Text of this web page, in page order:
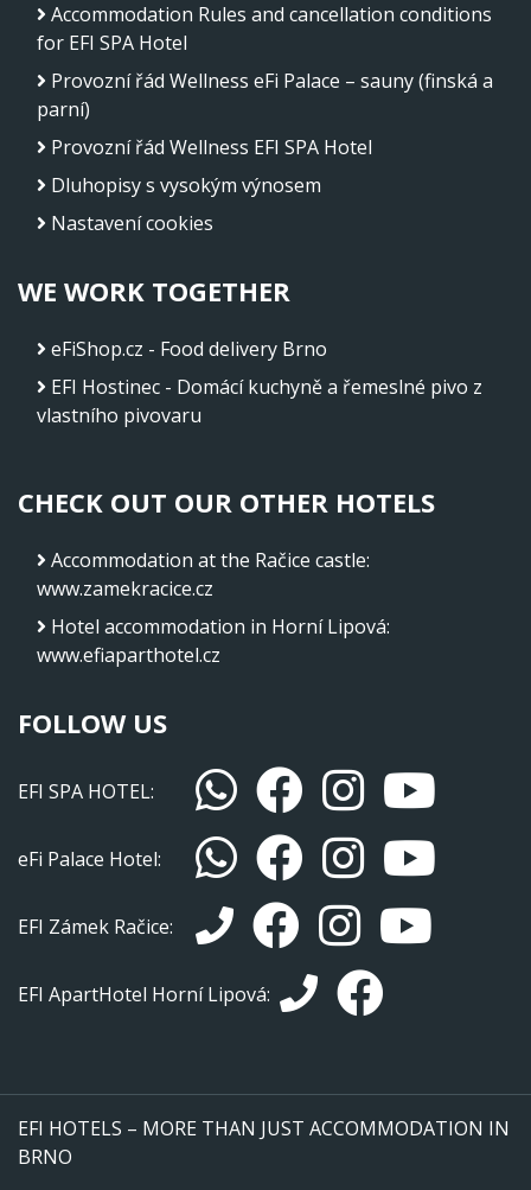
Accommodation Rules and cancellation conditions
for EFI SPA Hotel
Provozní řád Wellness eFi Palace – sauny (finská a
parní)
Provozní řád Wellness EFI SPA Hotel
Dluhopisy s vysokým výnosem
Nastavení cookies
WE WORK TOGETHER
eFiShop.cz - Food delivery Brno
EFI Hostinec - Domácí kuchyně a řemeslné pivo z
vlastního pivovaru
CHECK OUT OUR OTHER HOTELS
Accommodation at the Račice castle:
www.zamekracice.cz
Hotel accommodation in Horní Lipová:
www.efiaparthotel.cz
FOLLOW US
EFI SPA HOTEL:
eFi Palace Hotel:
EFI Zámek Račice:
EFI ApartHotel Horní Lipová:
EFI HOTELS – MORE THAN JUST ACCOMMODATION IN
BRNO